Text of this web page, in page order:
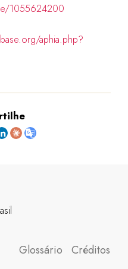
1055624200
aphia.php?
Glossário Créditos